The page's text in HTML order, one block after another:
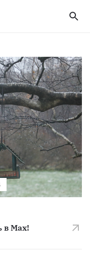
Осень возвращается: синоптик Иванов рассказал, когда в Петербург вернется ноябрьское похолодание
в Max!